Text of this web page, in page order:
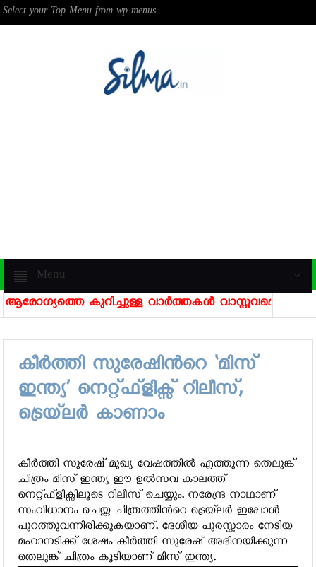
Select your Top Menu from wp menus
Menu
കുറിച്ചുള്ള വാര്‍ത്തകള്‍ വാസ്തവമെന്ന്
കീര്‍ത്തി സുരേഷിന്‍റെ ‘മിസ്
ഇന്ത്യ’ നെറ്റ്ഫ്ളിക്സ് റിലീസ്,
ട്രെയ്‍ലര്‍ കാണാം
കീർത്തി സുരേഷ് മുഖ്യ വേഷത്തില്‍ എത്തുന്ന തെലുങ്ക്
ചിത്രം മിസ് ഇന്ത്യ ഈ ഉല്‍സവ കാലത്ത്
നെറ്റ്ഫ്ളിക്സിലൂടെ റിലീസ് ചെയ്യും. നരേന്ദ്ര നാഥാണ്
സംവിധാനം ചെയ്ത ചിത്രത്തിന്‍റെ ട്രെയ്‍ലര്‍ ഇപ്പോള്‍
പുറത്തുവന്നിരിക്കുകയാണ്. ദേശീയ പുരസ്കാരം നേടിയ
മഹാനടിക്ക് ശേഷം കീർത്തി സുരേഷ് അഭിനയിക്കുന്ന
തെലുങ്ക് ചിത്രം കൂടിയാണ് മിസ് ഇന്ത്യ.